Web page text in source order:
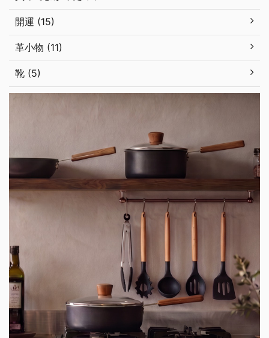
開運 (15)
革小物 (11)
靴 (5)